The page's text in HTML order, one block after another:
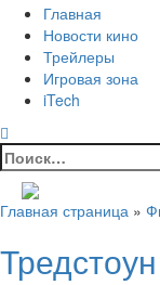
MenuГлавная
Новости кино
Трейлеры
Игровая зона
iTech
Найти:
Главная страница »
Тредстоун